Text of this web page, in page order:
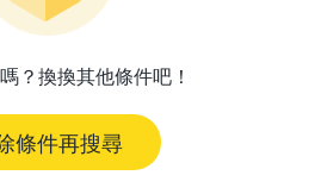
？換換其他條件吧！
條件再搜尋